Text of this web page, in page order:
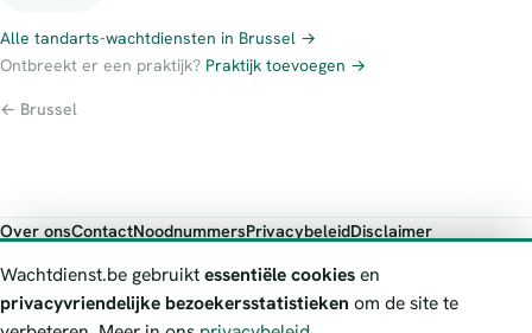
Alle tandarts-wachtdiensten in Brussel →
Ontbreekt er een praktijk? Praktijk toevoegen →
← Brussel
Over onsContactNoodnummersPrivacybeleidDisclaimer
Wachtdienst.be toont publieke wachtdienst-informatie ter oriëntatie.
Bij levensgevaar bel je altijd 112. Controleer altijd de actuele
Wachtdienst.be gebruiktessentiële cookiesen
privacyvriendelijke bezoekersstatistieken om de site te